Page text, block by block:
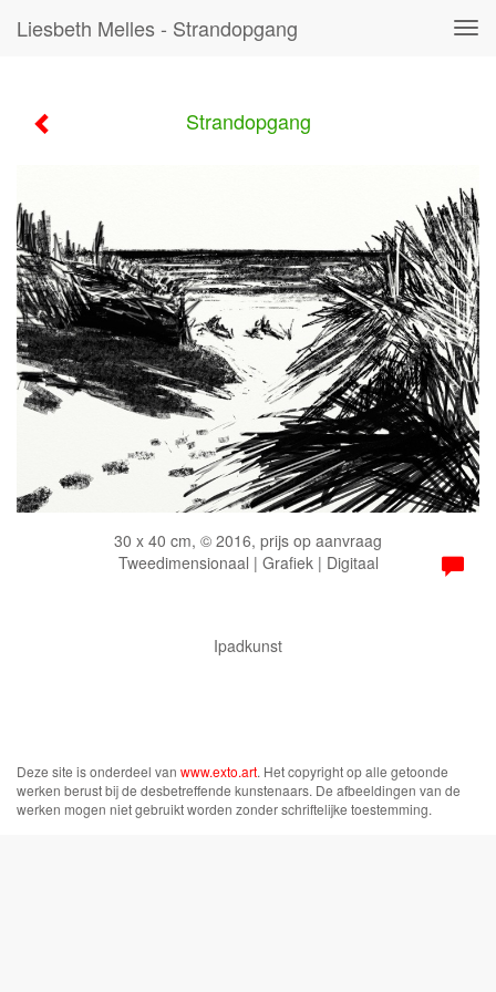
Liesbeth Melles - Strandopgang
Strandopgang
30 x 40 cm, © 2016, prijs op aanvraag
Tweedimensionaal | Grafiek | Digitaal
Ipadkunst
Deze site is onderdeel van www.exto.art. Het copyright op alle getoonde
werken berust bij de desbetreffende kunstenaars. De afbeeldingen van de
werken mogen niet gebruikt worden zonder schriftelijke toestemming.